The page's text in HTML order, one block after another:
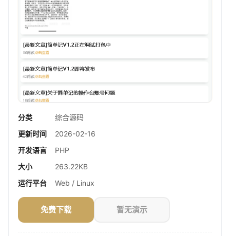
分类
综合源码
更新时间
2026-02-16
开发语言
PHP
大小
263.22KB
运行平台
Web / Linux
免费下载 暂无演示